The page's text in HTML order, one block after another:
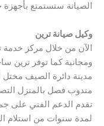
الصيانة ستستمتع
وكيل صيانة ترين
الآن من خلال مركز
ومجانية كما توفر ترين
مدينة دائرة الصيف مختل
مندوب فصل بالمنزل
تقدم الدعم الفني على
لمدة سنوات من استلام